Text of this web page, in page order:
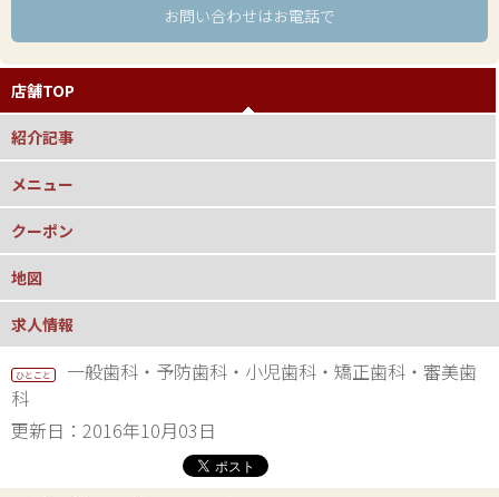
お問い合わせはお電話で
店舗TOP
紹介記事
メニュー
クーポン
地図
求人情報
ひとこと
一般歯科・予防歯科・小児歯科・矯正歯科・審美歯
科
更新日：2016年10月03日